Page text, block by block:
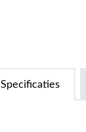
Specificaties